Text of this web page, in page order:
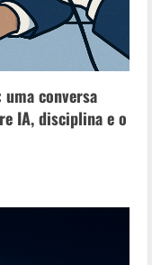
uma conversa
IA, disciplina e o